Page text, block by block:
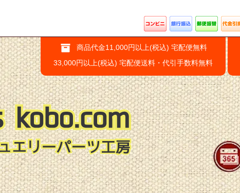
商品代金11,000円以上(税込) 宅配便無料
33,000円以上(税込) 宅配便送料・代引手数料無料